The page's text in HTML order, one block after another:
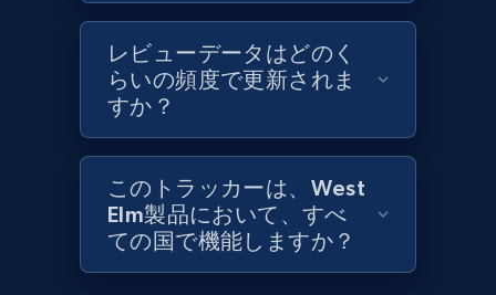
products using specified keywords
URL, Product id, Title, Images, Final price,
Currency, Discount, Initial price, and more.
1.1K+ 149+ 今すぐ始める
Lowes.com
URL, Domain, Marketplace pn, Sku, Other pn,
レビューデータはどのく
らいの頻度で更新されま
すか？
このトラッカーは、West
Elm製品において、すべ
ての国で機能しますか？